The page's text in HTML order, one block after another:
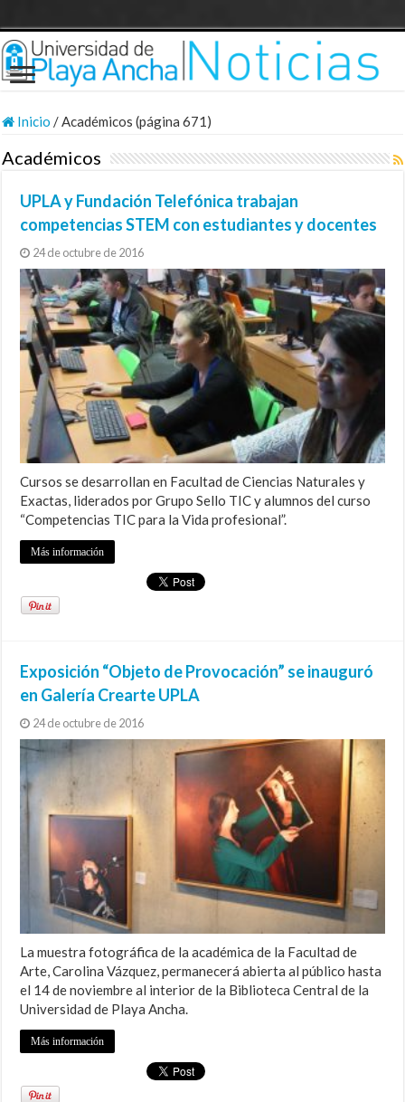
Inicio /Académicos (página 671)
Académicos
UPLA y Fundación Telefónica trabajan
competencias STEM con estudiantes y docentes
24 de octubre de 2016
Cursos se desarrollan en Facultad de Ciencias Naturales y
Exactas, liderados por Grupo Sello TIC y alumnos del curso
“Competencias TIC para la Vida profesional”.
Más información
Exposición “Objeto de Provocación” se inauguró
en Galería Crearte UPLA
24 de octubre de 2016
La muestra fotográfica de la académica de la Facultad de
Arte, Carolina Vázquez, permanecerá abierta al público hasta
el 14 de noviembre al interior de la Biblioteca Central de la
Universidad de Playa Ancha.
Más información